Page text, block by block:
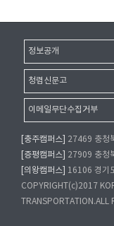
정보공개
청렴신문고
이메일무단수집거부
[충주캠퍼스]
27469 충청
[증평캠퍼스]
27909 충청
[의왕캠퍼스]
16106 경기
COPYRIGHT(c)2017
TRANSPORTATION.ALL